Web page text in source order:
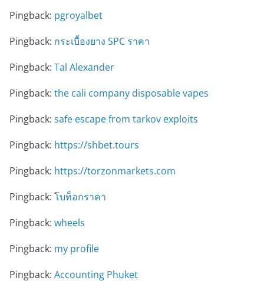
Pingback: pgroyalbet
Pingback: กระเบื้องยาง SPC ราคา
Pingback: Tal Alexander
Pingback: the cali company disposable vapes
Pingback: safe escape from tarkov exploits
Pingback: https://shbet.tours
Pingback: https://torzonmarkets.com
Pingback: โบท็อกราคา
Pingback: wheels
Pingback: my profile
Pingback: Accounting Phuket